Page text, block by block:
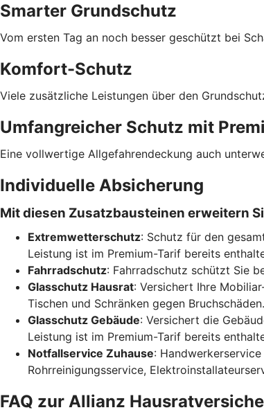
Smarter Grundschutz
Vom ersten Tag an noch besser geschützt bei
Komfort-Schutz
Viele zusätzliche Leistungen über den
Umfangreicher Schutz mit
Eine vollwertige Allgefahrendeckung auch
Individuelle Absicherung
Mit diesen Zusatzbausteinen erweitern
Extremwetterschutz: Schutz für den
Leistung ist im Premium-Tarif bereits
Fahrradschutz: Fahrradschutz schützt Sie
Glasschutz Hausrat: Versichert Ihre
Tischen und Schränken gegen
Glasschutz Gebäude: Versichert die
Leistung ist im Premium-Tarif bereits
Notfallservice Zuhause:
Rohrreinigungsservice,
FAQ zur Allianz